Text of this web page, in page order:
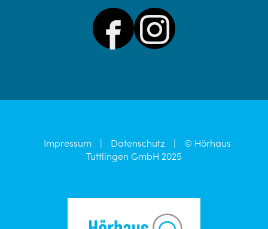
Impressum | Datenschutz |
© Hörhaus
Tuttlingen GmbH 2025